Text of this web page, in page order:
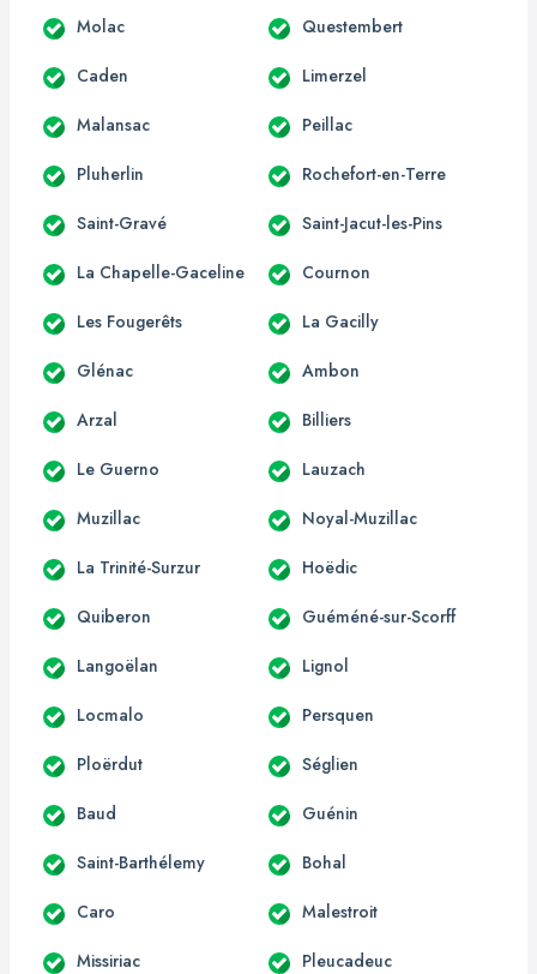
Molac Questembert
Caden Limerzel
Malansac Peillac
Pluherlin Rochefort-en-Terre
Saint-Gravé Saint-Jacut-les-Pins
La Chapelle-Gaceline Cournon
Les Fougerêts La Gacilly
Glénac Ambon
Arzal Billiers
Le Guerno Lauzach
Muzillac Noyal-Muzillac
La Trinité-Surzur Hoëdic
Quiberon Guéméné-sur-Scorff
Langoëlan Lignol
Locmalo Persquen
Ploërdut Séglien
Baud Guénin
Saint-Barthélemy Bohal
Caro Malestroit
Missiriac Pleucadeuc